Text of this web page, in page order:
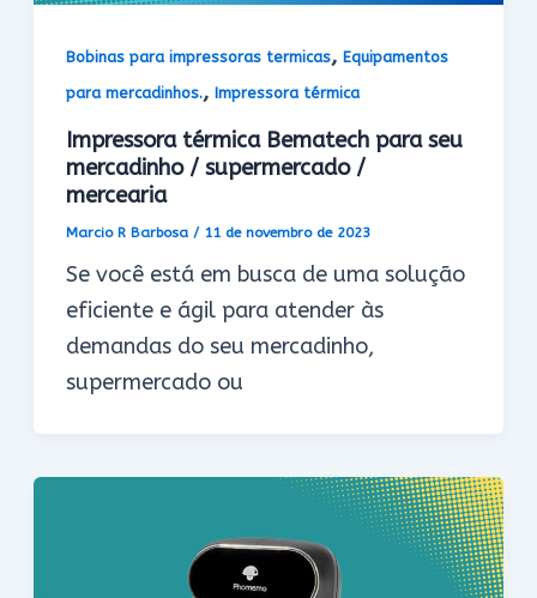
Bobinas para impressoras termicas,Equipamentos
para mercadinhos.,Impressora térmica
Impressora térmica Bematech para seu
mercadinho / supermercado /
mercearia
Marcio R Barbosa / 11 de novembro de 2023
Se você está em busca de uma solução
eficiente e ágil para atender às
demandas do seu mercadinho,
supermercado ou